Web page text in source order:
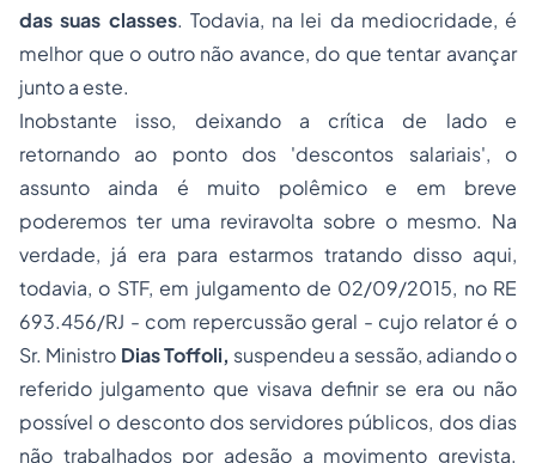
das suas classes. Todavia, na lei da mediocridade, é
melhor que o outro não avance, do que tentar avançar
junto a este.
Inobstante isso, deixando a crítica de lado e
retornando ao ponto dos 'descontos salariais', o
assunto ainda é muito polêmico e em breve
poderemos ter uma reviravolta sobre o mesmo. Na
verdade, já era para estarmos tratando disso aqui,
todavia, o STF, em julgamento de 02/09/2015, no RE
693.456/RJ - com repercussão geral - cujo relator é o
Sr. Ministro Dias Toffoli, suspendeu a sessão, adiando o
referido julgamento que visava definir se era ou não
possível o desconto dos servidores públicos, dos dias
não trabalhados por adesão a movimento grevista.